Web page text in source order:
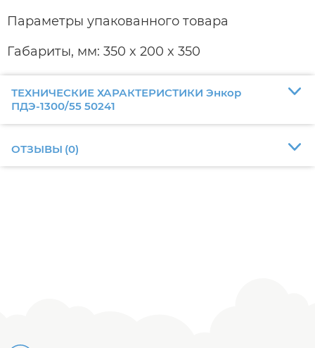
Параметры упакованного товара
Габариты, мм: 350 x 200 x 350
ТЕХНИЧЕСКИЕ ХАРАКТЕРИСТИКИ Энкор
ПДЭ-1300/55 50241
ОТЗЫВЫ (0)